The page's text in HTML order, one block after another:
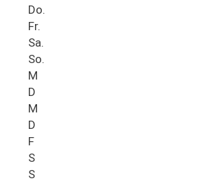
Do.
Fr.
Sa.
So.
M
D
M
D
F
S
S